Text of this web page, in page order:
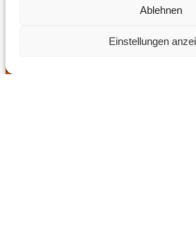
Ablehnen
Einstellungen
Hier Geschenkgutschein kaufen
Schnelle Informationen